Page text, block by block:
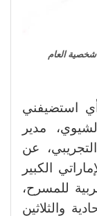
شخصية العام
استضيفني
مدير
عن
الكبير
للمسرح،
والثلاثين